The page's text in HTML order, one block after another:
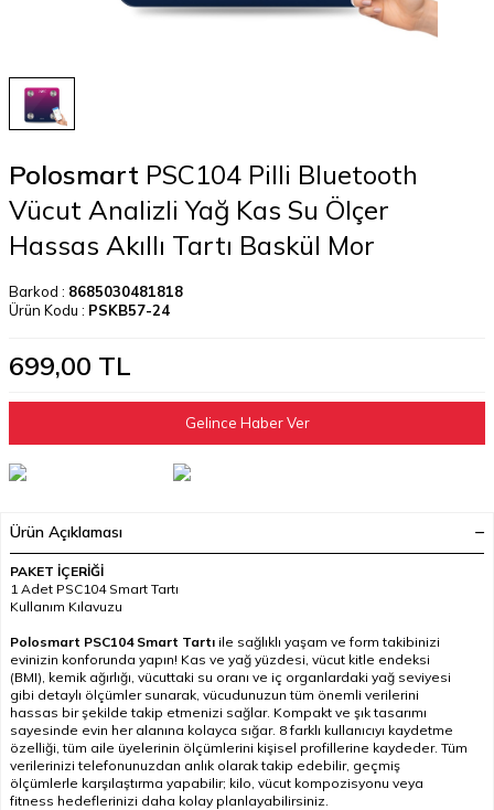
Polosmart PSC104 Pilli Bluetooth
Vücut Analizli Yağ Kas Su Ölçer
Hassas Akıllı Tartı Baskül Mor
Barkod : 8685030481818
Ürün Kodu : PSKB57-24
699,00 TL
Gelince Haber Ver
Ürün Açıklaması
PAKET İÇERİĞİ
1 Adet PSC104 Smart Tartı
Kullanım Kılavuzu
Polosmart PSC104 Smart Tartı ile sağlıklı yaşam ve form takibinizi
evinizin konforunda yapın! Kas ve yağ yüzdesi, vücut kitle endeksi
(BMI), kemik ağırlığı, vücuttaki su oranı ve iç organlardaki yağ seviyesi
gibi detaylı ölçümler sunarak, vücudunuzun tüm önemli verilerini
hassas bir şekilde takip etmenizi sağlar. Kompakt ve şık tasarımı
sayesinde evin her alanına kolayca sığar. 8 farklı kullanıcıyı kaydetme
özelliği, tüm aile üyelerinin ölçümlerini kişisel profillerine kaydeder. Tüm
verilerinizi telefonunuzdan anlık olarak takip edebilir, geçmiş
ölçümlerle karşılaştırma yapabilir; kilo, vücut kompozisyonu veya
fitness hedeflerinizi daha kolay planlayabilirsiniz.